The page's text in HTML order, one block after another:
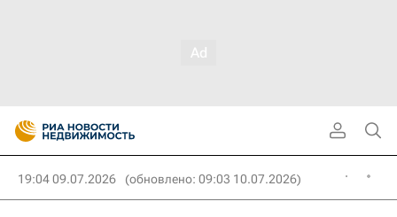
19:04 09.07.2026 (обновлено: 09:03 10.07.2026)